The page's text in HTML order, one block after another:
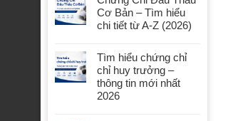
Cơ Bản – Tìm hiểu
chi tiết từ A-Z (2026)
Tìm hiểu chứng chỉ
chỉ huy trưởng –
thông tin mới nhất
2026